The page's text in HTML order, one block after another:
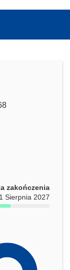
zakończenia
Sierpnia 2027